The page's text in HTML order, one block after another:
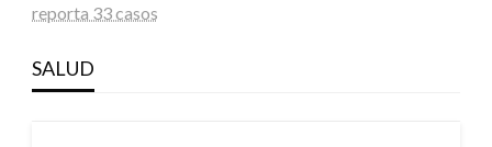
reporta 33 casos
SALUD